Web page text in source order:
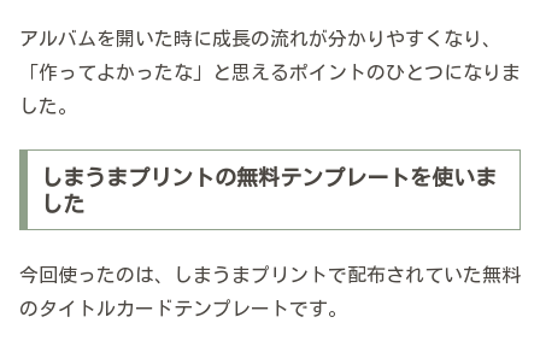
アルバムを開いた時に成長の流れが分かりやすくなり、
「作ってよかったな」と思えるポイントのひとつになりま
した。
しまうまプリントの無料テンプレートを使いま
した
今回使ったのは、しまうまプリントで配布されていた無料
のタイトルカードテンプレートです。